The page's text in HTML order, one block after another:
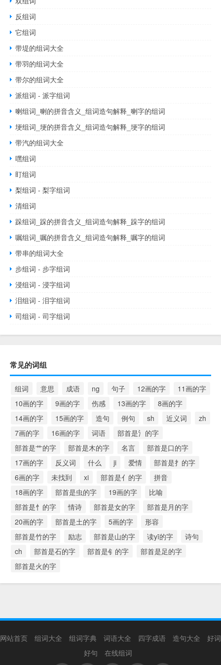
反组词
它组词
带堤的组词大全
带羽的组词大全
带尔的组词大全
派组词 - 派字组词
喇组词_喇的拼音含义_组词造句解释_喇字的组词
埂组词_埂的拼音含义_组词造句解释_埂字的组词
带汽的组词大全
嘿组词
盯组词
梨组词 - 梨字组词
清组词
跺组词_跺的拼音含义_组词造句解释_跺字的组词
嘱组词_嘱的拼音含义_组词造句解释_嘱字的组词
带串的组词大全
步组词 - 步字组词
浸组词 - 浸字组词
泪组词 - 泪字组词
司组词 - 司字组词
常见的词组
组词 意思 成语 ng 句子 12画的字
11画的字
10画的字
9画的字 伤感 13画的字
8画的字
14画的字
15画的字 造句 例句 sh 近义词
zh
7画的字
16画的字 词语
部首是氵的字
部首是艹的字
部首是木的字 名言
部首是口的字
17画的字
反义词 什么 ji 爱情
部首是扌的字
6画的字
未找到 xi 部首是亻的字
拼音
18画的字
部首是虫的字 19画的字
比喻
部首是忄的字
情诗 部首是女的字
部首是月的字
20画的字
部首是土的字 5画的字
形容
部首是竹的字
励志 部首是山的字 读yī的字
诗句
ch
部首是石的字 部首是钅的字
部首是足的字
部首是火的字
网站首页 组词大全 组词字典 词语大全 四字成语 造句大全
好词
好句
在线组词